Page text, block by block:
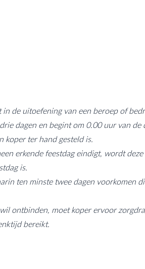
de uitoefening van een beroep of
dagen en begint om 0.00 uur van de
koper ter hand gesteld is.
erkende feestdag eindigt, wordt
is.
ten minste twee dagen voorkomen
ontbinden, moet koper ervoor
bereikt.